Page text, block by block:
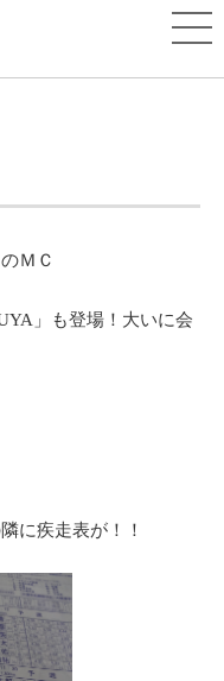
ＭＣ
」も登場！大いに会
に疾走表が！！